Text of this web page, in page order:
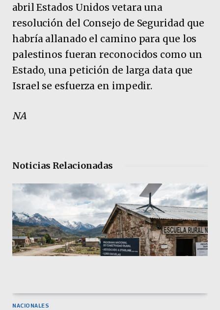
abril Estados Unidos vetara una
resolución del Consejo de Seguridad que
habría allanado el camino para que los
palestinos fueran reconocidos como un
Estado, una petición de larga data que
Israel se esfuerza en impedir.
NA
Noticias Relacionadas
NACIONALES